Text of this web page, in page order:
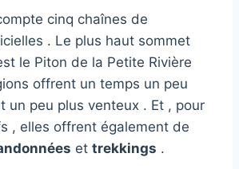
cinq chaînes de
. Le plus haut sommet
le Piton de la Petite Rivière
offrent un temps un peu
un peu plus venteux . Et , pour
, elles offrent également de
et trekkings .